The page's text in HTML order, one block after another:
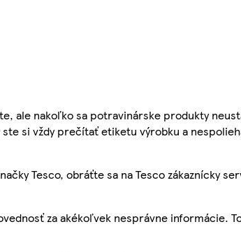
ale nakoľko sa potravinárske produkty
si vždy prečítať etiketu výrobku a
Tesco, obráťte sa na Tesco zákaznícky
za akékoľvek nesprávne informácie.